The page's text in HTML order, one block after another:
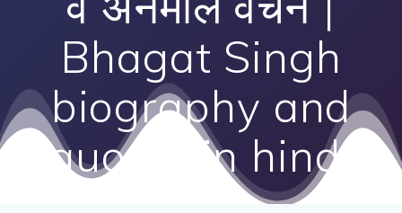
Bhagat Singh
biography and
quotes in hindi